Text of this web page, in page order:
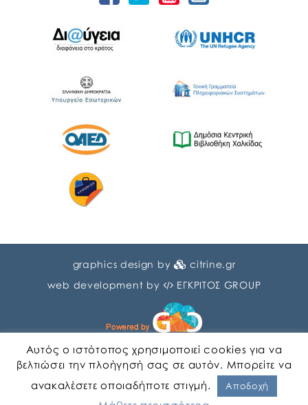
graphics design by
citrine.gr
web development by
ΕΓΚΡΙΤΟΣ GROUP
Αυτός ο ιστότοπος χρησιμοποιεί cookies για να
βελτιώσει την πλοήγησή σας σε αυτόν. Μπορείτε να
ανακαλέσετε οποιαδήποτε στιγμή.
Αποδοχή
Αγγλικα Ελληνικα